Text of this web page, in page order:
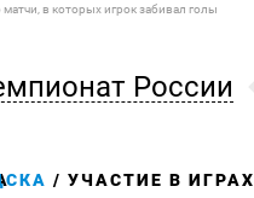
матчи, в которых игрок забивал голы
России
/ УЧАСТИЕ В ИГРАХ